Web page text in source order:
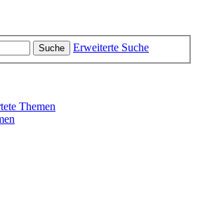
Suche Erweiterte Suche
Themen